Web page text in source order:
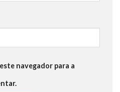
navegador para a